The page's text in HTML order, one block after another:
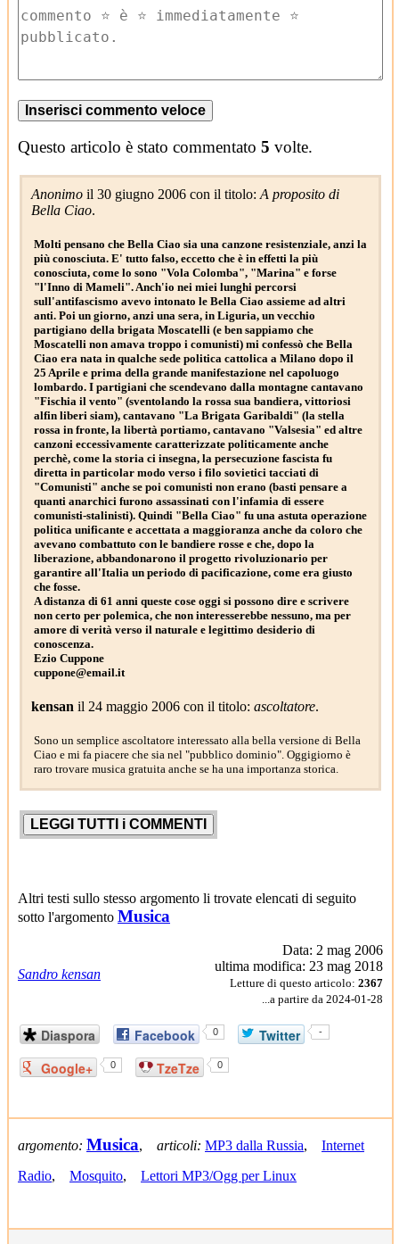
Questo articolo è stato commentato 5 volte.
Anonimo il 30 giugno 2006 con il titolo: A proposito di
Bella Ciao.
Molti pensano che Bella Ciao sia una canzone resistenziale, anzi la
più conosciuta. E' tutto falso, eccetto che è in effetti la più
conosciuta, come lo sono "Vola Colomba", "Marina" e forse
"l'Inno di Mameli". Anch'io nei miei lunghi percorsi
sull'antifascismo avevo intonato le Bella Ciao assieme ad altri
anti. Poi un giorno, anzi una sera, in Liguria, un vecchio
partigiano della brigata Moscatelli (e ben sappiamo che
Moscatelli non amava troppo i comunisti) mi confessò che Bella
Ciao era nata in qualche sede politica cattolica a Milano dopo il
25 Aprile e prima della grande manifestazione nel capoluogo
lombardo. I partigiani che scendevano dalla montagne cantavano
"Fischia il vento" (sventolando la rossa sua bandiera, vittoriosi
alfin liberi siam), cantavano "La Brigata Garibaldi" (la stella
rossa in fronte, la libertà portiamo, cantavano "Valsesia" ed altre
canzoni eccessivamente caratterizzate politicamente anche
perchè, come la storia ci insegna, la persecuzione fascista fu
diretta in particolar modo verso i filo sovietici tacciati di
"Comunisti" anche se poi comunisti non erano (basti pensare a
quanti anarchici furono assassinati con l'infamia di essere
comunisti-stalinisti). Quindi "Bella Ciao" fu una astuta operazione
politica unificante e accettata a maggioranza anche da coloro che
avevano combattuto con le bandiere rosse e che, dopo la
liberazione, abbandonarono il progetto rivoluzionario per
garantire all'Italia un periodo di pacificazione, come era giusto
che fosse.
A distanza di 61 anni queste cose oggi si possono dire e scrivere
non certo per polemica, che non interesserebbe nessuno, ma per
amore di verità verso il naturale e legittimo desiderio di
conoscenza.
Ezio Cuppone
cuppone@email.it
kensan il 24 maggio 2006 con il titolo: ascoltatore.
Sono un semplice ascoltatore interessato alla bella versione di Bella
Ciao e mi fa piacere che sia nel "pubblico dominio". Oggigiorno è
raro trovare musica gratuita anche se ha una importanza storica.
Altri testi sullo stesso argomento li trovate elencati di seguito
sotto l'argomento Musica
Sandro kensan
Data: 2 mag 2006
ultima modifica: 23 mag 2018
Letture di questo articolo: 2367
...a partire da 2024-01-28
Diaspora Facebook 0 Twitter -
Google+ 0 TzeTze 0
argomento: Musica, articoli: MP3 dalla Russia, Internet
Radio, Mosquito, Lettori MP3/Ogg per Linux